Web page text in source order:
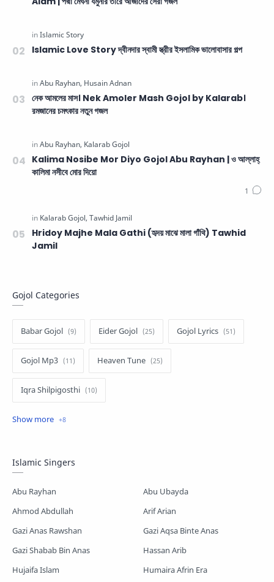
Islamic Love Story দ্বীনদার স্বামী স্ত্রীর ইসলামিক ভালোবাসার গল্প
নেক আমলের মাস। Nek Amoler Mash Gojol by Kalarab।
রমজানের চমৎকার নতুন গজল
Kalima Nosibe Mor Diyo Gojol Abu Rayhan | ও আল্লাহ্‌
কালিমা নসীবে মোর দিয়ো
Hridoy Majhe Mala Gathi (হৃদয় মাঝে মালা গাঁথি) Tawhid
Jamil
Gojol Categories
Babar Gojol Eider Gojol Gojol Lyrics
Gojol Mp3 Heaven Tune
Iqra Shilpigosthi
Islamic Story
Shopnoshiri
Islamic Singers
Abu Rayhan
Abu Ubayda
Ahmod Abdullah
Arif Arian
Gazi Anas Rawshan
Gazi Aqsa Binte Anas
Gazi Shabab Bin Anas
Hassan Arib
Hujaifa Islam
Humaira Afrin Era